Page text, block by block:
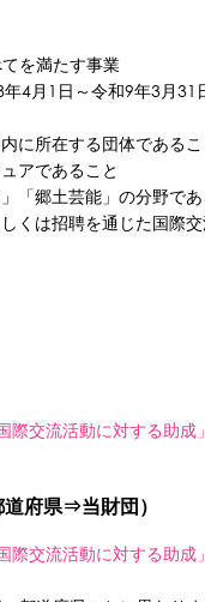
を満たす事業
4月1日～令和9年3月31
に所在する団体であるこ
アであること
「郷土芸能」の分野であ
くは招聘を通じた国際交
際交流活動に対する助成
府県⇒当財団）
際交流活動に対する助成